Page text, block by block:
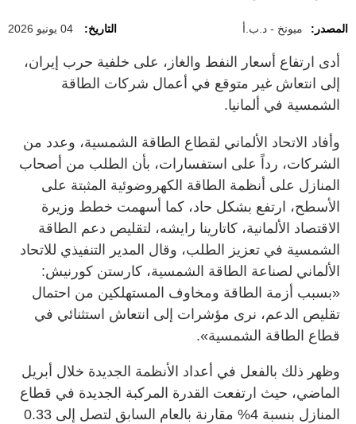
المصدر: ميونخ - د.ب.أ التاريخ: 04 يونيو 2026
أدى ارتفاع أسعار النفط والغاز، على خلفية حرب إيران،
إلى انتعاش غير متوقع في أعمال شركات الطاقة
الشمسية في ألمانيا.
وأفاد الاتحاد الألماني لقطاع الطاقة الشمسية، وعدد من
الشركات، رداً على استفسارات، بأن الطلب من أصحاب
المنازل على أنظمة الطاقة الكهروضوئية المثبتة على
الأسطح، ارتفع بشكل حاد، كما أسهمت خطط وزيرة
الاقتصاد الألمانية، كاتارينا رايشه، لتقليص دعم الطاقة
الشمسية في تعزيز الطلب، وقال المدير التنفيذي للاتحاد
الألماني لصناعة الطاقة الشمسية، كارستن كورنيش:
«بسبب أزمة الطاقة ومخاوف المستهلكين من احتمال
تقليص الدعم، نرى مؤشرات إلى انتعاش استثنائي في
قطاع الطاقة الشمسية».
وظهر ذلك بالفعل في أعداد الأنظمة الجديدة خلال أبريل
الماضي، حيث ارتفعت القدرة المركبة الجديدة في قطاع
المنازل بنسبة 4% مقارنة بالعام السابق لتصل إلى 0.33